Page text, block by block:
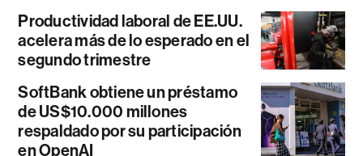
Productividad laboral de EE.UU.
acelera más de lo esperado en el
segundo trimestre
SoftBank obtiene un préstamo
de US$10.000 millones
respaldado por su participación
en OpenAI